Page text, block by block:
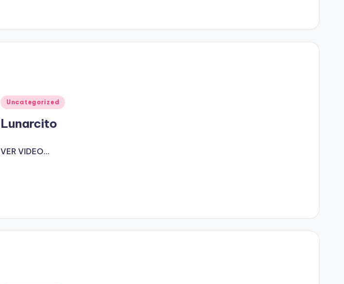
Publicado
Uncategorized
Lunarcito
VER VIDEO...